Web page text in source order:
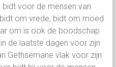
bidt voor de mensen van
om vrede, bidt om moed
om is ook de boodschap
de laatste dagen voor zijn
Gethsemane vlak voor zijn